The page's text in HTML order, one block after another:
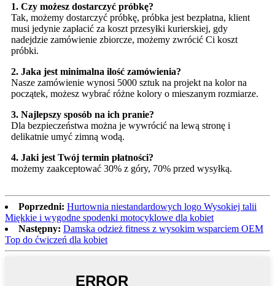
1. Czy możesz dostarczyć próbkę?
Tak, możemy dostarczyć próbkę, próbka jest bezpłatna, klient
musi jedynie zapłacić za koszt przesyłki kurierskiej, gdy
nadejdzie zamówienie zbiorcze, możemy zwrócić Ci koszt
próbki.
2. Jaka jest minimalna ilość zamówienia?
Nasze zamówienie wynosi 5000 sztuk na projekt na kolor na
początek, możesz wybrać różne kolory o mieszanym rozmiarze.
3. Najlepszy sposób na ich pranie?
Dla bezpieczeństwa można je wywrócić na lewą stronę i
delikatnie umyć zimną wodą.
4. Jaki jest Twój termin płatności?
możemy zaakceptować 30% z góry, 70% przed wysyłką.
Poprzedni: Hurtownia niestandardowych logo Wysokiej talii
Miękkie i wygodne spodenki motocyklowe dla kobiet
Następny: Damska odzież fitness z wysokim wsparciem OEM
Top do ćwiczeń dla kobiet